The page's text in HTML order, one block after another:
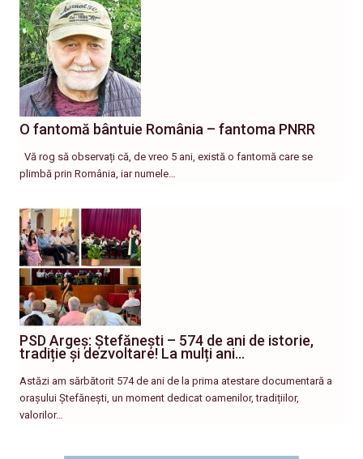
O fantomă bântuie România – fantoma PNRR
Vă rog să observați că, de vreo 5 ani, există o fantomă care se
plimbă prin România, iar numele…
PSD Argeș: Ștefănești – 574 de ani de istorie,
tradiție și dezvoltare! La mulți ani…
Astăzi am sărbătorit 574 de ani de la prima atestare documentară a
orașului Ștefănești, un moment dedicat oamenilor, tradițiilor,
valorilor…